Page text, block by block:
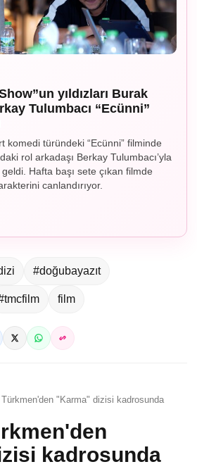
yıldızları Burak
Tulumbacı “Ecünni”
komedi türündeki “Ecünni” filminde
rol arkadaşı Berkay Tulumbacı’yla
Hafta başı sete çıkan filmde
canlandırıyor.
#doğubayazıt
film
"Karma" dizisi kadrosunda
kadrosunda